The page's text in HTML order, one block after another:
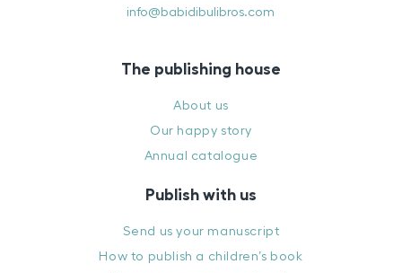
info@babidibulibros.com
The publishing house
About us
Our happy story
Annual catalogue
Publish with us
Send us your manuscript
How to publish a children’s book